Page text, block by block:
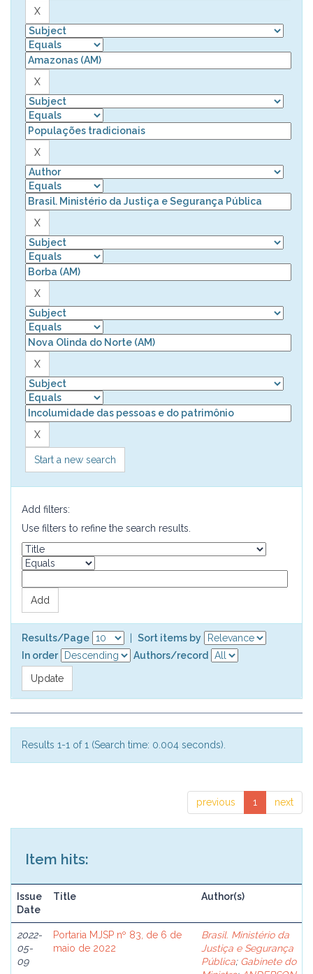
Start a new search
Add filters:
Use filters to refine the search results.
Results/Page
Sort items by
In order
Authors/record
Results 1-1 of 1 (Search time: 0.004 seconds).
previous 1 next
Item hits:
Issue
Date
Title Author(s)
2022-
05-
09
Portaria MJSP nº 83, de 6 de
maio de 2022
Brasil. Ministério da
Justiça e Segurança
Pública; Gabinete do